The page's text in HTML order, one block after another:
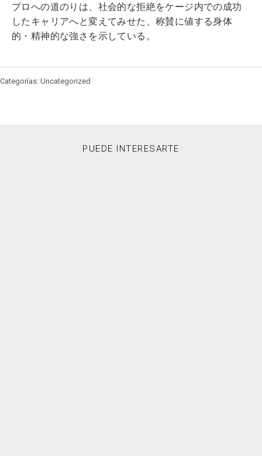
プロへの道のりは、社会的な拒絶をケージ内での成功
したキャリアへと変えてみせた、称賛に値する身体
的・精神的な強さを示している。
Categorías: Uncategorized
PUEDE INTERESARTE